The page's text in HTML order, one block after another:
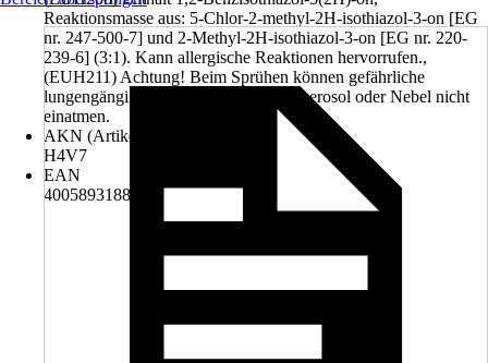
Reaktionsmasse aus: 5-Chlor-2-methyl-2H-isothiazol-3-on [EG
nr. 247-500-7] und 2-Methyl-2H-isothiazol-3-on [EG nr. 220-
239-6] (3:1). Kann allergische Reaktionen hervorrufen.,
(EUH211) Achtung! Beim Sprühen können gefährliche
lungengängige Tröpfchen entstehen. Aerosol oder Nebel nicht
einatmen.
AKN (Artikelkurznummer)
H4V7
EAN
4005893188909